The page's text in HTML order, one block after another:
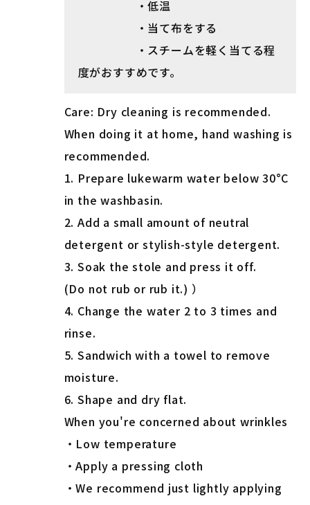
・低温
・当て布をする
・スチームを軽く当てる程
度がおすすめです。
Care: Dry cleaning is recommended.
When doing it at home, hand washing is
recommended.
1. Prepare lukewarm water below 30°C
in the washbasin.
2. Add a small amount of neutral
detergent or stylish-style detergent.
3. Soak the stole and press it off.
(Do not rub or rub it.) ）
4. Change the water 2 to 3 times and
rinse.
5. Sandwich with a towel to remove
moisture.
6. Shape and dry flat.
When you're concerned about wrinkles
・Low temperature
・Apply a pressing cloth
・We recommend just lightly applying